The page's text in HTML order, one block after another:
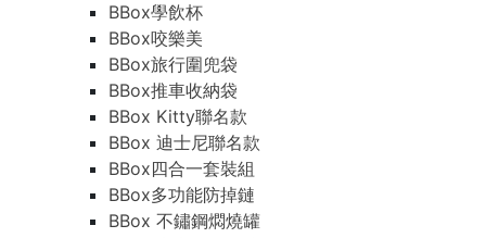
BBox學飲杯
BBox咬樂美
BBox旅行圍兜袋
BBox推車收納袋
BBox Kitty聯名款
BBox 迪士尼聯名款
BBox四合一套裝組
BBox多功能防掉鏈
BBox 不鏽鋼燜燒罐